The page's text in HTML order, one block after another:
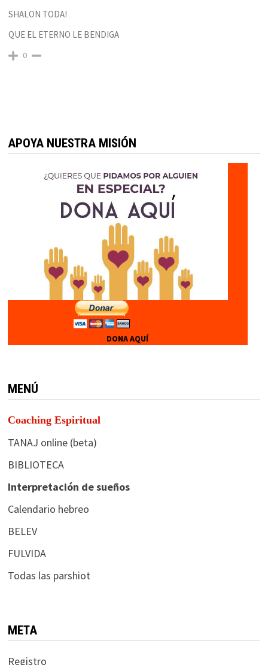
SHALON TODA!
QUE EL ETERNO LE BENDIGA
0
APOYA NUESTRA MISIÓN
DONA AQUÍ
MENÚ
Coaching Espiritual
TANAJ online (beta)
BIBLIOTECA
Interpretación de sueños
Calendario hebreo
BELEV
FULVIDA
Todas las parshiot
META
Registro